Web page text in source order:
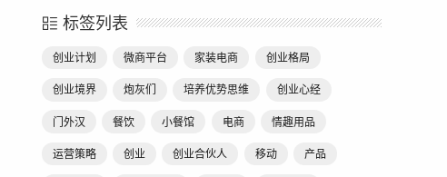
标签列表
创业计划 微商平台 家装电商 创业格局
创业境界 炮灰们 培养优势思维 创业心经
门外汉 餐饮 小餐馆 电商 情趣用品
运营策略 创业 创业合伙人 移动 产品